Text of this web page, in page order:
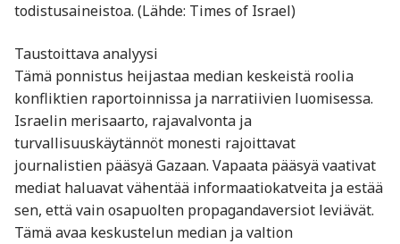
todistusaineistoa. (Lähde: Times of Israel)
Taustoittava analyysi
Tämä ponnistus heijastaa median keskeistä roolia
konfliktien raportoinnissa ja narratiivien luomisessa.
Israelin merisaarto, rajavalvonta ja
turvallisuuskäytännöt monesti rajoittavat
journalistien pääsyä Gazaan. Vapaata pääsyä vaativat
mediat haluavat vähentää informaatiokatveita ja estää
sen, että vain osapuolten propagandaversiot leviävät.
Tämä avaa keskustelun median ja valtion